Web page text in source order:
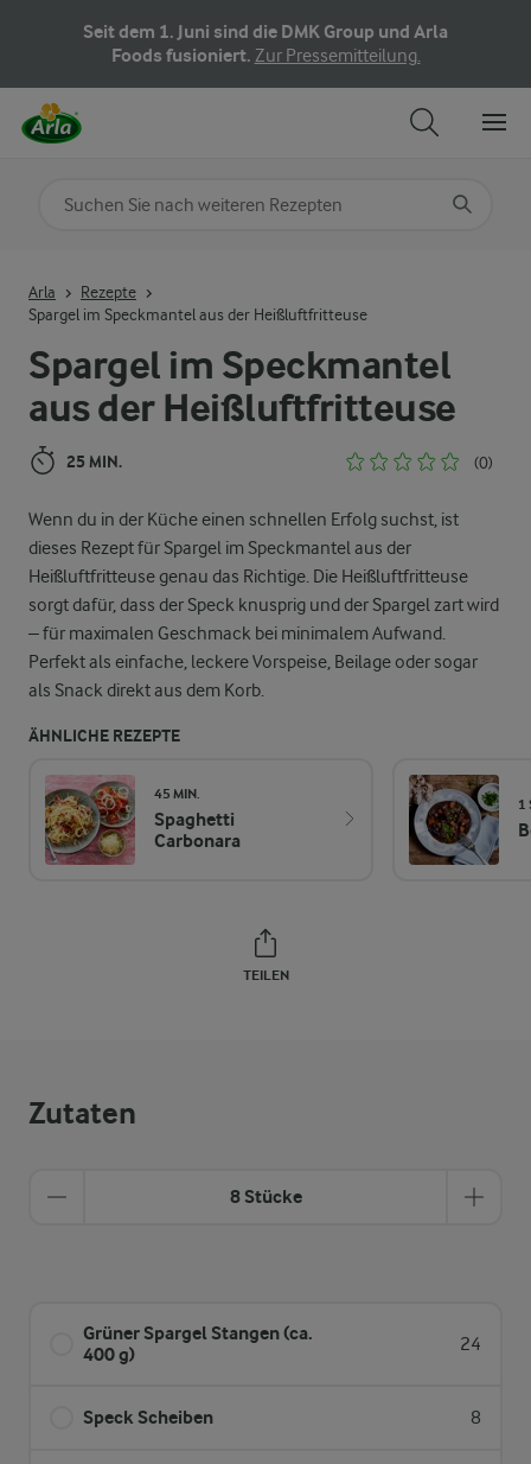
Seit dem 1. Juni sind die DMK Group und Arla
Foods fusioniert. Zur Pressemitteilung.
Spargel im Speckmantel
aus der Heißluftfritteuse
25 MIN. (0)
Wenn du in der Küche einen schnellen Erfolg suchst, ist
dieses Rezept für Spargel im Speckmantel aus der
Heißluftfritteuse genau das Richtige. Die Heißluftfritteuse
sorgt dafür, dass der Speck knusprig und der Spargel zart wird
– für maximalen Geschmack bei minimalem Aufwand.
Perfekt als einfache, leckere Vorspeise, Beilage oder sogar
als Snack direkt aus dem Korb.
ÄHNLICHE REZEPTE
45 MIN.
Spaghetti
Carbonara
1
TEILEN
Arla
Rezepte
Spargel im Speckmantel aus der Heißluftfritteuse
Zutaten
8 Stücke
Grüner Spargel Stangen (ca.
400 g)
24
Speck Scheiben 8
Nach Kategorie suchen